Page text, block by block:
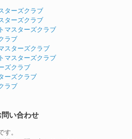
ターズクラブ
ターズクラブ
マスターズクラブ
ラブ
スターズクラブ
マスターズクラブ
ズクラブ
ーズクラブ
ラブ
い合わせ
。